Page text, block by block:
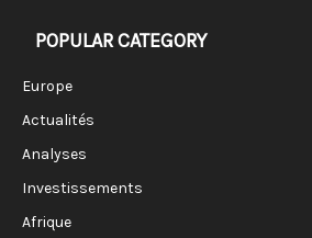
POPULAR CATEGORY
Europe
Actualités
Analyses
Investissements
Afrique